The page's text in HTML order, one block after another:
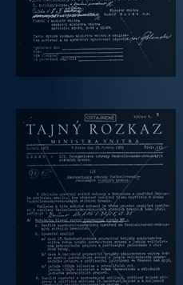
zobrazit PDF dokument